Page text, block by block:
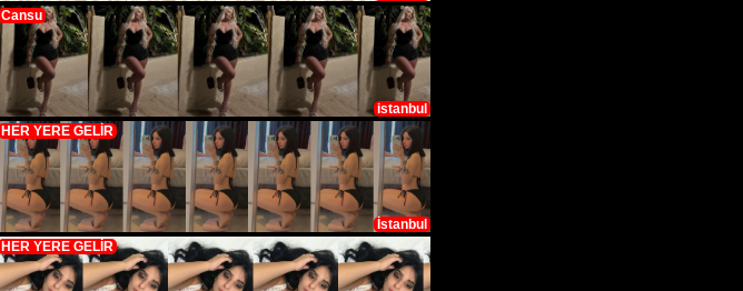
Cansu
istanbul
HER YERE GELİR
İstanbul
HER YERE GELİR